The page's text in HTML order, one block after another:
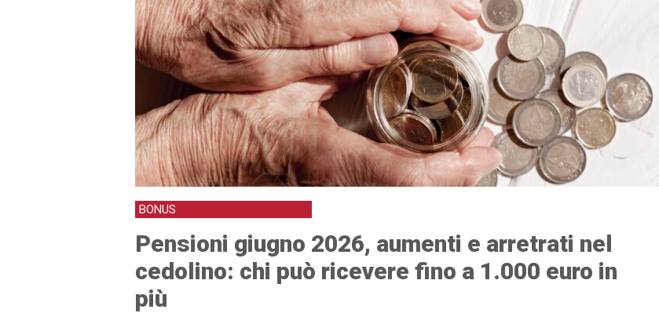
BONUS
Pensioni giugno 2026, aumenti e arretrati nel
cedolino: chi può ricevere fino a 1.000 euro in
più